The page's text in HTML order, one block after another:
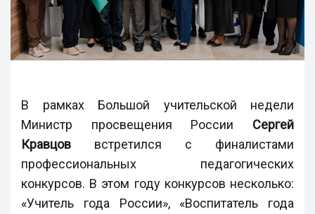
В рамках Большой учительской недели
Министр просвещения России Сергей
Кравцов встретился с финалистами
профессиональных педагогических
конкурсов. В этом году конкурсов несколько:
«Учитель года России», «Воспитатель года